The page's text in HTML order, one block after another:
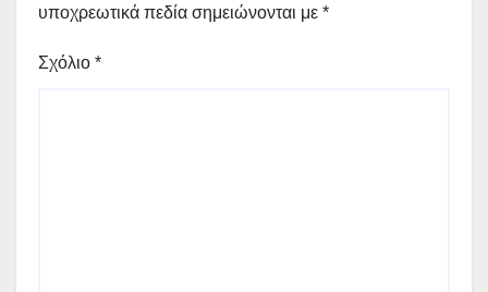
υποχρεωτικά πεδία σημειώνονται με *
Σχόλιο *